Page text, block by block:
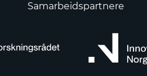
Samarbeidspartnere